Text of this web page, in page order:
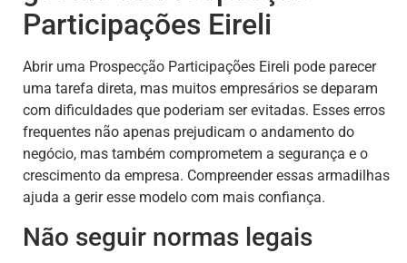
Participações Eireli
Abrir uma Prospecção Participações Eireli pode parecer
uma tarefa direta, mas muitos empresários se deparam
com dificuldades que poderiam ser evitadas. Esses erros
frequentes não apenas prejudicam o andamento do
negócio, mas também comprometem a segurança e o
crescimento da empresa. Compreender essas armadilhas
ajuda a gerir esse modelo com mais confiança.
Não seguir normas legais